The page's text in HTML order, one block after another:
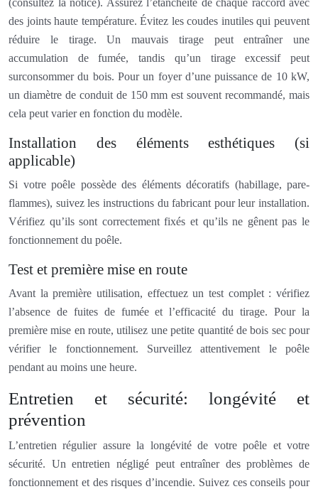
des joints haute température. Évitez les coudes inutiles qui peuvent
réduire le tirage. Un mauvais tirage peut entraîner une
accumulation de fumée, tandis qu’un tirage excessif peut
surconsommer du bois. Pour un foyer d’une puissance de 10 kW,
un diamètre de conduit de 150 mm est souvent recommandé, mais
cela peut varier en fonction du modèle.
Installation des éléments esthétiques (si
applicable)
Si votre poêle possède des éléments décoratifs (habillage, pare-
flammes), suivez les instructions du fabricant pour leur installation.
Vérifiez qu’ils sont correctement fixés et qu’ils ne gênent pas le
fonctionnement du poêle.
Test et première mise en route
Avant la première utilisation, effectuez un test complet : vérifiez
l’absence de fuites de fumée et l’efficacité du tirage. Pour la
première mise en route, utilisez une petite quantité de bois sec pour
vérifier le fonctionnement. Surveillez attentivement le poêle
pendant au moins une heure.
Entretien et sécurité: longévité et
prévention
L’entretien régulier assure la longévité de votre poêle et votre
sécurité. Un entretien négligé peut entraîner des problèmes de
fonctionnement et des risques d’incendie. Suivez ces conseils pour